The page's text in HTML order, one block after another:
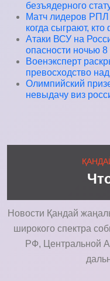
безъядерного
Матч лидеров
когда сыграют,
Атаки ВСУ на
опасности ночью 8
Военэксперт
превосходство
Олимпийский
невыдачу виз
Новости Қандай
широкого спектра
РФ, Центральной